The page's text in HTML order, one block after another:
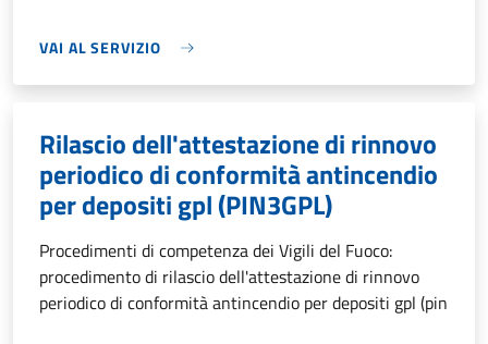
VAI AL SERVIZIO
Rilascio dell'attestazione di rinnovo
periodico di conformità antincendio
per depositi gpl (PIN3GPL)
Procedimenti di competenza dei Vigili del Fuoco:
procedimento di rilascio dell'attestazione di rinnovo
periodico di conformità antincendio per depositi gpl (pin